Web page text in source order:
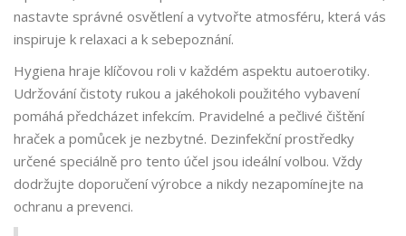
nastavte správné osvětlení a vytvořte atmosféru, která vás
inspiruje k relaxaci a k sebepoznání.
Hygiena hraje klíčovou roli v každém aspektu autoerotiky.
Udržování čistoty rukou a jakéhokoli použitého vybavení
pomáhá předcházet infekcím. Pravidelné a pečlivé čištění
hraček a pomůcek je nezbytné. Dezinfekční prostředky
určené speciálně pro tento účel jsou ideální volbou. Vždy
dodržujte doporučení výrobce a nikdy nezapomínejte na
ochranu a prevenci.